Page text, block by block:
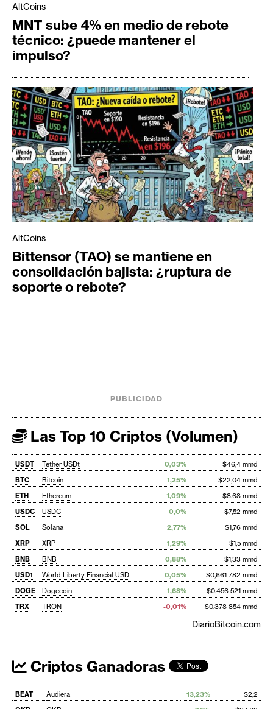
AltCoins
MNT sube 4% en medio de rebote
técnico: ¿puede mantener el
impulso?
AltCoins
Bittensor (TAO) se mantiene en
consolidación bajista: ¿ruptura de
soporte o rebote?
PUBLICIDAD
Las Top 10 Criptos (Volumen)
USDT Tether USDt 0,03%
$46,4 mmd
BTC
Bitcoin 1,25%
$22,04 mmd
ETH
Ethereum 1,09%
$8,68 mmd
USDC
USDC 0,0%
$7,52 mmd
SOL
Solana 2,77%
$1,76 mmd
XRP
XRP 1,29%
$1,5 mmd
BNB
BNB 0,88%
$1,33 mmd
USD1
World Liberty Financial USD 0,05%
$0,661 782 mmd
DOGE
Dogecoin 1,68%
$0,456 521 mmd
TRX
TRON -0,01% $0,378 854 mmd
DiarioBitcoin.com
Criptos Ganadoras
BEAT Audiera 13,23%
$2,2